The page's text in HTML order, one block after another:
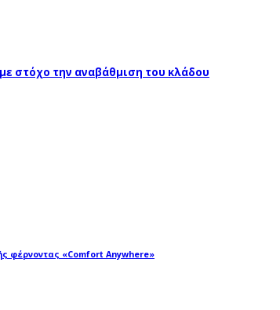
στόχο την αναβάθμιση του κλάδου
φέρνοντας «Comfort Anywhere»